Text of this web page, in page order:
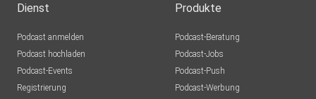
Dienst
Podcast anmelden
Podcast hochladen
Podcast-Events
Registrierung
Produkte
Podcast-Beratung
Podcast-Jobs
Podcast-Push
Podcast-Werbung